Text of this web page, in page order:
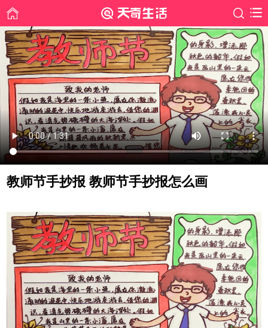
教师节手抄报 教师节手抄报怎么画